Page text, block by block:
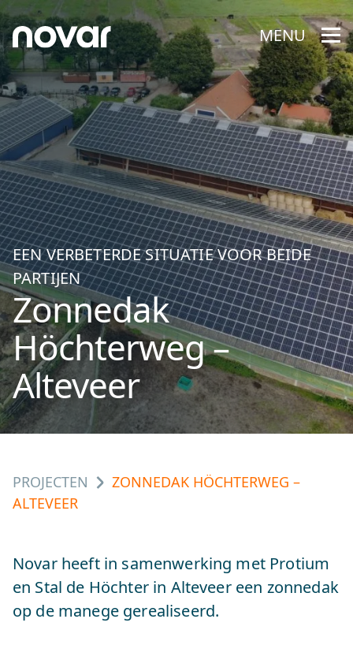
MENU
EEN VERBETERDE SITUATIE VOOR BEIDE
PARTIJEN
Zonnedak
Höchterweg –
Alteveer
PROJECTEN
ZONNEDAK HÖCHTERWEG –
ALTEVEER
Novar heeft in samenwerking met Protium
en Stal de Höchter in Alteveer een zonnedak
op de manege gerealiseerd.